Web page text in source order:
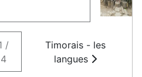
/
4
Timorais - les
langues